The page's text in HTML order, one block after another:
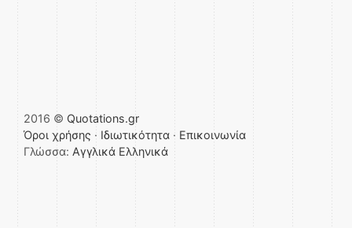
2016 © Quotations.gr
Όροι χρήσης · Ιδιωτικότητα · Επικοινωνία
Γλώσσα: Αγγλικά Ελληνικά